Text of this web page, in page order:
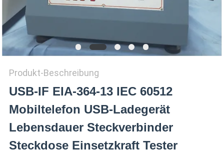
Produkt-Beschreibung
USB-IF EIA-364-13 IEC 60512
Mobiltelefon USB-Ladegerät
Lebensdauer Steckverbinder
Steckdose Einsetzkraft Tester